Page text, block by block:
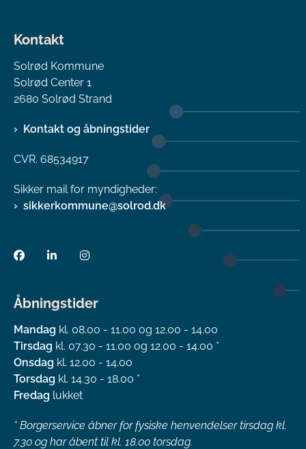
Kontakt
Solrød Kommune
Solrød Center 1
2680 Solrød Strand
Kontakt og åbningstider
CVR. 68534917
Sikker mail for myndigheder:
sikkerkommune@solrod.dk
Åbningstider
Mandag kl. 08.00 - 11.00 og 12.00 - 14.00
Tirsdag kl. 07.30 - 11.00 og 12.00 - 14.00 *
Onsdag kl. 12.00 - 14.00
Torsdag kl. 14.30 - 18.00 *
Fredag lukket
* Borgerservice åbner for fysiske henvendelser tirsdag kl.
7.30 og har åbent til kl. 18.00 torsdag.